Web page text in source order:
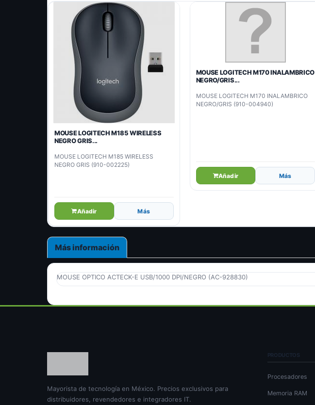
MOUSE LOGITECH M185 WIRELESS
NEGRO GRIS...
MOUSE LOGITECH M185 WIRELESS
NEGRO GRIS (910-002225)
Añadir Más
MOUSE LOGITECH M170 INALAMBRICO
NEGRO/GRIS...
MOUSE LOGITECH M170 INALAMBRICO
NEGRO/GRIS (910-004940)
Añadir Más
Más información
MOUSE OPTICO ACTECK-E USB/1000 DPI/NEGRO (AC-928830)
Mayorista de tecnología en México. Precios exclusivos para
distribuidores, revendedores e integradores IT.
PRODUCTOS
Procesadores
Memoria RAM